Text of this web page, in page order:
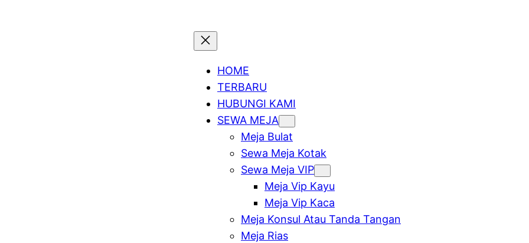
HOME
TERBARU
HUBUNGI KAMI
SEWA MEJA
Meja Bulat
Sewa Meja Kotak
Sewa Meja VIP
Meja Vip Kayu
Meja Vip Kaca
Meja Konsul Atau Tanda Tangan
Meja Rias